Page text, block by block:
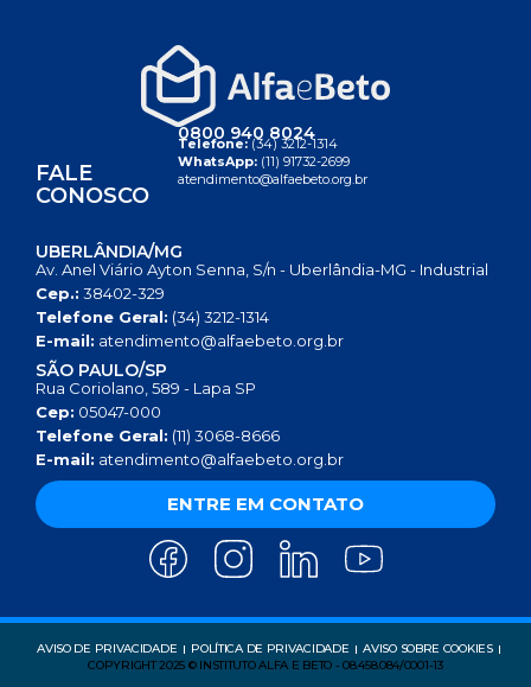
FALE
CONOSCO
0800 940 8024
Telefone:(34) 3212-1314
WhatsApp: (11) 91732-2699
atendimento@alfaebeto.org.br
UBERLÂNDIA/MG
Av. Anel Viário Ayton Senna, S/n - Uberlândia-MG - Industrial
Cep.: 38402-329
Telefone Geral: (34) 3212-1314
E-mail: atendimento@alfaebeto.org.br
SÃO PAULO/SP
Rua Coriolano, 589 - Lapa SP
Cep: 05047-000
Telefone Geral: (11) 3068-8666
E-mail: atendimento@alfaebeto.org.br
ENTRE EM CONTATO
AVISO DE PRIVACIDADE POLÍTICA DE PRIVACIDADE
AVISO SOBRE COOKIES
COPYRIGHT 2025 © INSTITUTO ALFA E BETO - 08.458.084/0001-13